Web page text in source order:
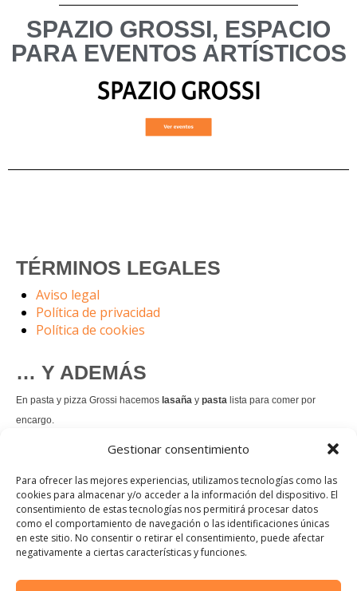
Gestionar consentimiento
Para ofrecer las mejores experiencias, utilizamos tecnologías como las
cookies para almacenar y/o acceder a la información del dispositivo. El
consentimiento de estas tecnologías nos permitirá procesar datos
como el comportamiento de navegación o las identificaciones únicas
en este sitio. No consentir o retirar el consentimiento, puede afectar
negativamente a ciertas características y funciones.
SPAZIO GROSSI, ESPACIO
PARA EVENTOS ARTÍSTICOS
TÉRMINOS LEGALES
Aviso legal
Política de privacidad
Política de cookies
… Y ADEMÁS
En pasta y pizza Grossi hacemos lasaña y pasta lista para comer por
encargo.
Nuestrotiramisú es un permanente.
Pedir comida Just eat
Dirección: